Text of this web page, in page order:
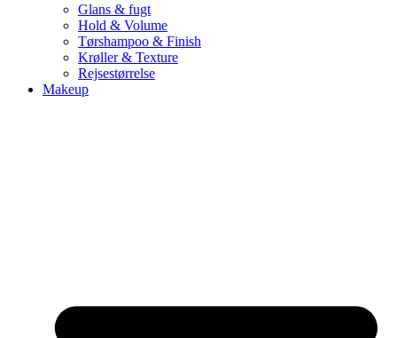
Glans & fugt
Hold & Volume
Tørshampoo & Finish
Krøller & Texture
Rejsestørrelse
Makeup